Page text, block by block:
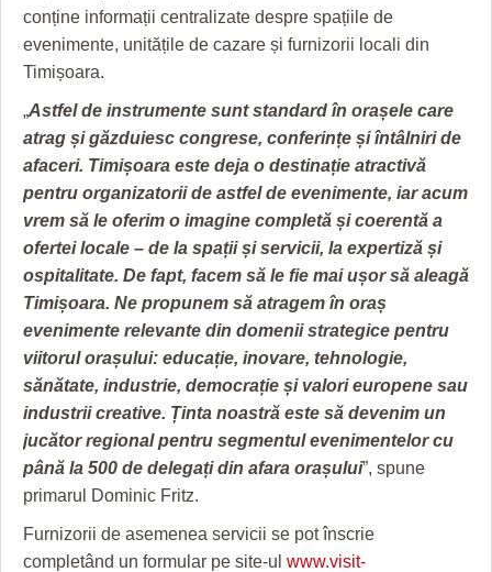
JOCURI ONLINE
DIVERSE
FARMACII DIN TIMIŞOARA
HARTA TIMIŞOAREI
LICEE, ŞCOLI ŞI GRĂDINIŢE DIN TIMIŞ
PRIMĂRIILE DIN TIMIŞ
SFATUL MEDICULUI
conține informații centralizate despre spațiile de
evenimente, unitățile de cazare și furnizorii locali din
Timișoara.
„Astfel de instrumente sunt standard în orașele care
atrag și găzduiesc congrese, conferințe și întâlniri de
afaceri. Timișoara este deja o destinație atractivă
pentru organizatorii de astfel de evenimente, iar acum
vrem să le oferim o imagine completă și coerentă a
ofertei locale – de la spații și servicii, la expertiză și
ospitalitate. De fapt, facem să le fie mai ușor să aleagă
Timișoara. Ne propunem să atragem în oraș
evenimente relevante din domenii strategice pentru
viitorul orașului: educație, inovare, tehnologie,
sănătate, industrie, democrație și valori europene sau
industrii creative. Ținta noastră este să devenim un
jucător regional pentru segmentul evenimentelor cu
până la 500 de delegați din afara orașului”, spune
primarul Dominic Fritz.
Furnizorii de asemenea servicii se pot înscrie
completând un formular pe site-ul www.visit-